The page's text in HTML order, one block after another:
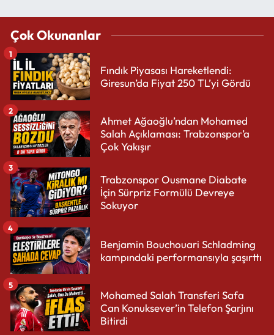
Çok Okunanlar
Fındık Piyasası Hareketlendi:
Giresun’da Fiyat 250 TL’yi Gördü
1
Ahmet Ağaoğlu’ndan Mohamed
Salah Açıklaması: Trabzonspor’a
Çok Yakışır
2
Trabzonspor Ousmane Diabate
İçin Sürpriz Formülü Devreye
Sokuyor
3
Benjamin Bouchouari Schladming
kampındaki performansıyla şaşırttı
4
Mohamed Salah Transferi Safa
Can Konuksever’in Telefon Şarjını
Bitirdi
5